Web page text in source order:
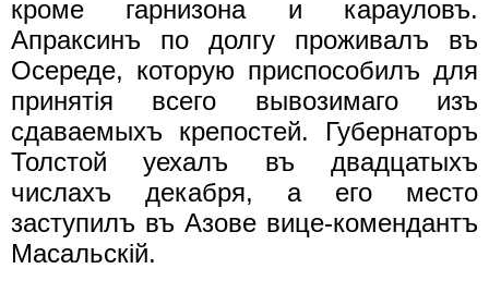
кроме гарнизона и карауловъ.
Апраксинъ по долгу проживалъ въ
Осереде, которую приспособилъ для
принятiя всего вывозимаго изъ
сдаваемыхъ крепостей. Губернаторъ
Толстой уехалъ въ двадцатыхъ
числахъ декабря, а его место
заступилъ въ Азове вице-комендантъ
Масальскiй.